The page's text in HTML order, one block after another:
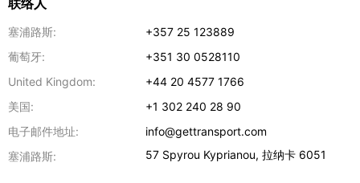
联络人
塞浦路斯:
+357 25 123889
葡萄牙:
+351 30 0528110
United Kingdom:
+44 20 4577 1766
美国:
+1 302 240 28 90
电子邮件地址:
info@gettransport.com
塞浦路斯:
57 Spyrou Kyprianou,拉纳卡 6051